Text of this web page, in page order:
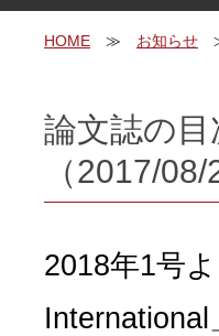
HOME お知らせ
論文誌の
（2017/08/
2018年1号